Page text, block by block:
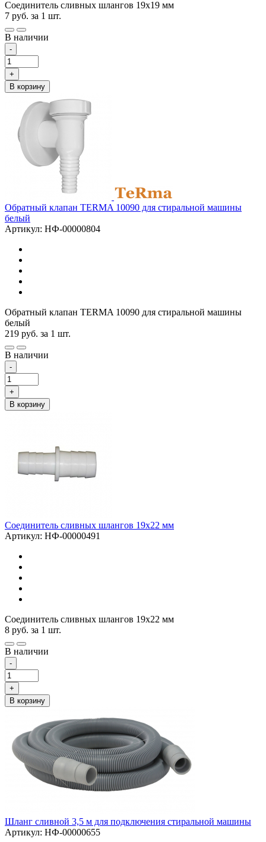
Соединитель сливных шлангов 19х19 мм
7 руб. за 1 шт.
В наличии
-
+
В корзину
Обратный клапан TERMA 10090 для стиральной машины
белый
Артикул: НФ-00000804
Обратный клапан TERMA 10090 для стиральной машины
белый
219 руб. за 1 шт.
В наличии
-
+
В корзину
Соединитель сливных шлангов 19х22 мм
Артикул: НФ-00000491
Соединитель сливных шлангов 19х22 мм
8 руб. за 1 шт.
В наличии
-
+
В корзину
Шланг сливной 3,5 м для подключения стиральной машины
Артикул: НФ-00000655